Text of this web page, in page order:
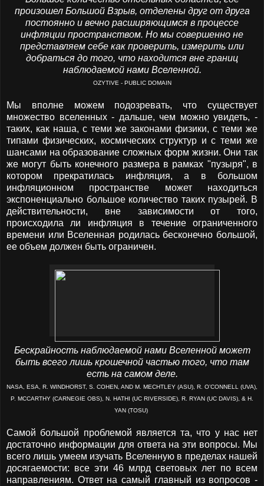
произошел Большой Взрыв, отделены друг от друга
постоянно и вечно расширяющимся в процессе
инфляции пространством. Но мы совершенно не
представляем себе как проверить, измерить или
добраться до того, что находится вне границ
наблюдаемой нами Вселенной.
OZYTIVE - PUBLIC DOMAIN
Мы вполне можем подозревать, что существует
множество вселенных - дальше, чем можно увидеть, -
таких, как наша, с теми же законами физики, с теми же
типами физических, космических структур и с теми же
шансами на образование сложных форм жизни. Они так
же могут быть конечного размера в рамках "пузыря", в
котором прекратилась инфляция, а в большом
инфляционном пространстве может находиться
экспоненциально большое количество таких пузырей. В
действительности, вне зависимости от того,
происходила ли инфляция в течение ограниченного
времени или Вселенная родилась бесконечно большой,
ее объем должен быть ограничен.
Бескрайность наблюдаемой нами Вселенной может
быть всего лишь крошечной частью того, что там
есть на самом деле.
NASA, ESA, R. WINDHORST, S. COHEN, AND M. MECHTLEY (ASU), R. O’CONNELL (UVA),
P. MCCARTHY (CARNEGIE OBS), N. HATHI (UC RIVERSIDE), R. RYAN (UC DAVIS), & H.
YAN (TOSU)
Самой большой проблемой является та, что у нас нет
достаточно информации для ответа на эти вопросы. Мы
всего лишь умеем изучать Вселенную в пределах нашей
досягаемости: все эти 46 млрд световых лет по всем
направлениям. Ответ на самый главный из вопросов -